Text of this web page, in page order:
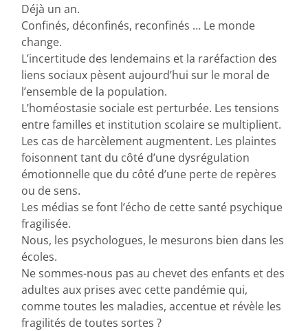
Déjà un an.
Confinés, déconfinés, reconfinés … Le monde
change.
L’incertitude des lendemains et la raréfaction des
liens sociaux pèsent aujourd’hui sur le moral de
l’ensemble de la population.
L’homéostasie sociale est perturbée. Les tensions
entre familles et institution scolaire se multiplient.
Les cas de harcèlement augmentent. Les plaintes
foisonnent tant du côté d’une dysrégulation
émotionnelle que du côté d’une perte de repères
ou de sens.
Les médias se font l’écho de cette santé psychique
fragilisée.
Nous, les psychologues, le mesurons bien dans les
écoles.
Ne sommes-nous pas au chevet des enfants et des
adultes aux prises avec cette pandémie qui,
comme toutes les maladies, accentue et révèle les
fragilités de toutes sortes ?